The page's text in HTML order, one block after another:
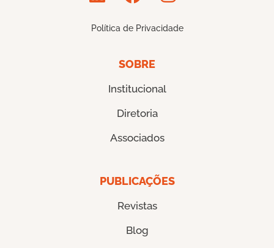
Política de Privacidade
SOBRE
Institucional
Diretoria
Associados
PUBLICAÇÕES
Revistas
Blog